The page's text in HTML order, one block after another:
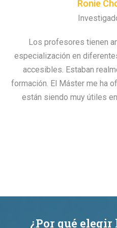
Ronie
Los profesores tienen
especialización en
accesibles. Estaban
formación. El Máster me ha
están siendo muy útiles
¿Por qué